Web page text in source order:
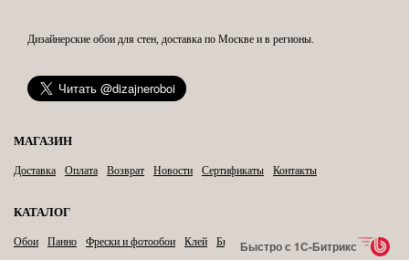
Дизайнерские обои для стен, доставка по Москве и в регионы.
МАГАЗИН
Доставка Оплата Возврат Новости Сертификаты Контакты
КАТАЛОГ
Обои Панно Фрески и фотообои Клей Бытовая химия Карнизы
Быстро с 1С-Битрикс